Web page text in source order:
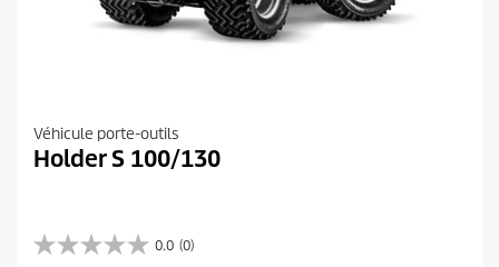
Véhicule porte-outils
Holder S 100/130
0.0 (0)
0